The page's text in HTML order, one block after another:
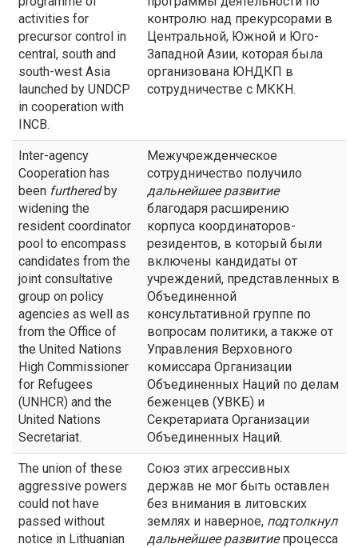
activities for
precursor control in
central, south and
south-west Asia
launched by UNDCP
in cooperation with
INCB.
контролю над прекурсорами в
Центральной, Южной и Юго-
Западной Азии, которая была
организована ЮНДКП в
сотрудничестве с МККН.
Inter-agency
Cooperation has
been furtheredby
widening the
resident coordinator
pool to encompass
candidates from the
joint consultative
group on policy
agencies as well as
from the Office of
the United Nations
High Commissioner
for Refugees
(UNHCR) and the
United Nations
Secretariat.
Межучрежденческое
сотрудничество получило
дальнейшее развитие
благодаря расширению
корпуса координаторов-
резидентов, в который были
включены кандидаты от
учреждений, представленных в
Объединенной
консультативной группе по
вопросам политики, а также от
Управления Верховного
комиссара Организации
Объединенных Наций по делам
беженцев (УВКБ) и
Секретариата Организации
Объединенных Наций.
The union of these
aggressive powers
could not have
passed without
notice in Lithuanian
Союз этих агрессивных
держав не мог быть оставлен
без внимания в литовских
землях и наверное, подтолкнул
дальнейшее развитиепроцесса